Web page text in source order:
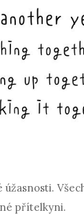
úžasnosti.
přítelkyni.